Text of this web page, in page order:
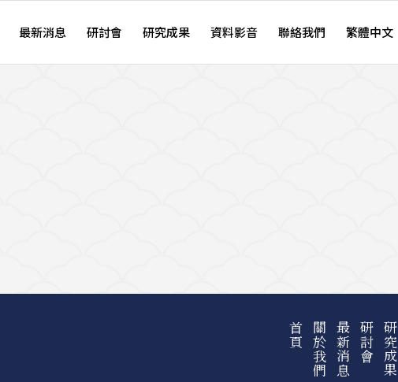
最新消息 研討會 研究成果 資料影音 聯絡我們 繁體中文
首頁 關於我們最新消息 研討會 研究成果